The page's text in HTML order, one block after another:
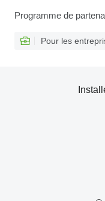
Programme de
Pour les